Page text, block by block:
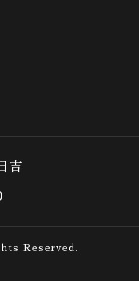
吉
Reserved.